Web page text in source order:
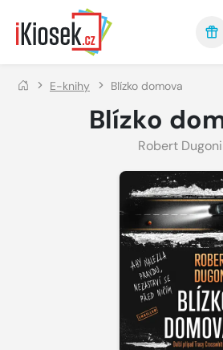
Přejít na hlavní obsah
E-knihy Blízko domova
Blízko
Robert Dugoni